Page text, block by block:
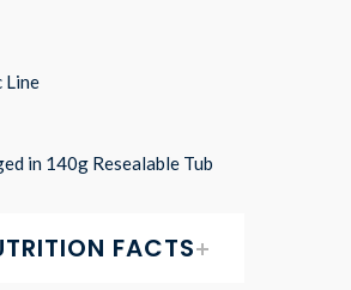
Line
in 140g Resealable Tub
FACTS